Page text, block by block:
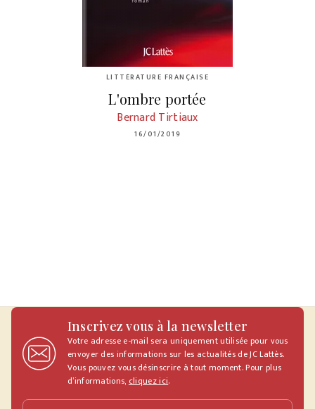
LITTÉRATURE FRANÇAISE
L'ombre portée
Bernard Tirtiaux
16/01/2019
Inscrivez vous à la newsletter
Votre adresse e-mail sera uniquement utilisée pour vous
envoyer des informations sur les actualités de JC Lattès.
Vous pouvez vous désinscrire à tout moment. Pour plus
d’informations,cliquez ici.